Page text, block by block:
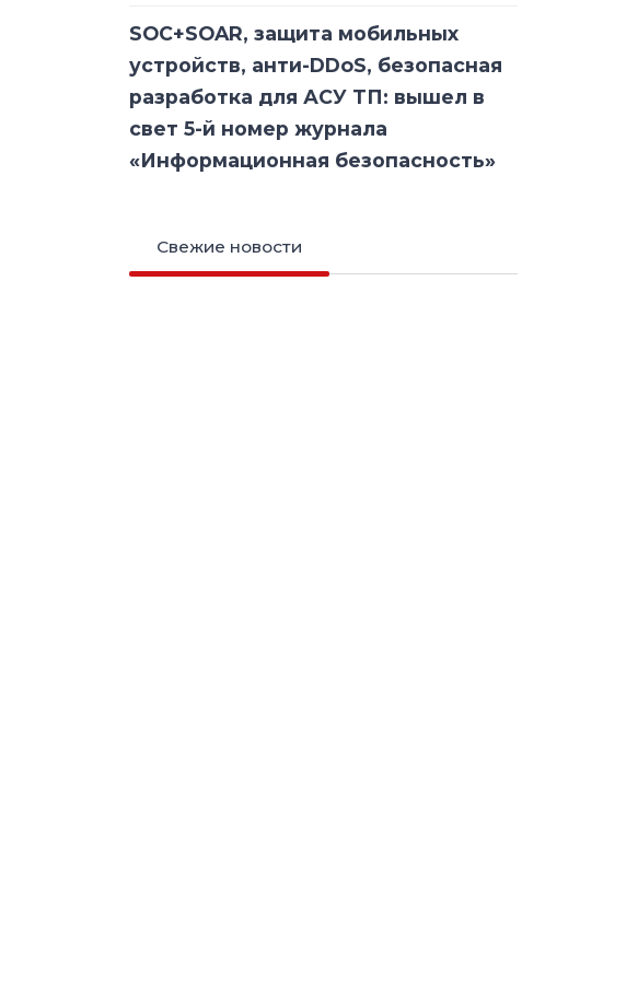
SOC+SOAR, защита мобильных
устройств, анти-DDoS, безопасная
разработка для АСУ ТП: вышел в
свет 5-й номер журнала
«Информационная безопасность»
Свежие новости